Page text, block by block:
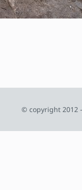
© copyright 2012